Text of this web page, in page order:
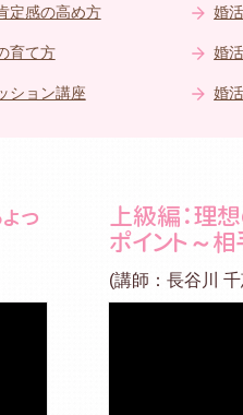
定感の高め方 婚
育て方 婚
ション講座 婚
っ 上級編：理
ポイント～
(講師：⻑⾕川